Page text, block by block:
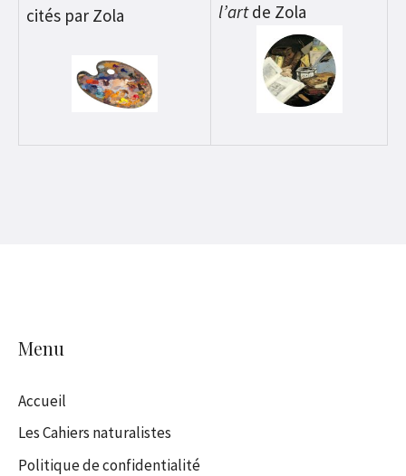
cités par Zola
l’artde Zola
Menu
Accueil
Les Cahiers naturalistes
Politique de confidentialité